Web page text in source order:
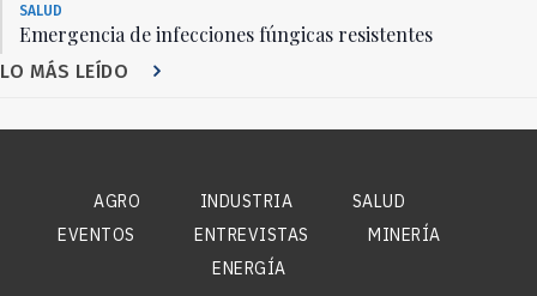
SALUD
Emergencia de infecciones fúngicas resistentes
LO MÁS LEÍDO
AGRO INDUSTRIA
SALUD
EVENTOS
ENTREVISTAS
MINERÍA
ENERGÍA